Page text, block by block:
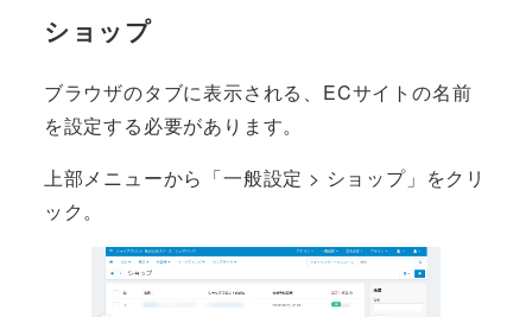
ショップ
ブラウザのタブに表示される、ECサイトの名前
を設定する必要があります。
上部メニューから「一般設定 > ショップ」をクリ
ック。